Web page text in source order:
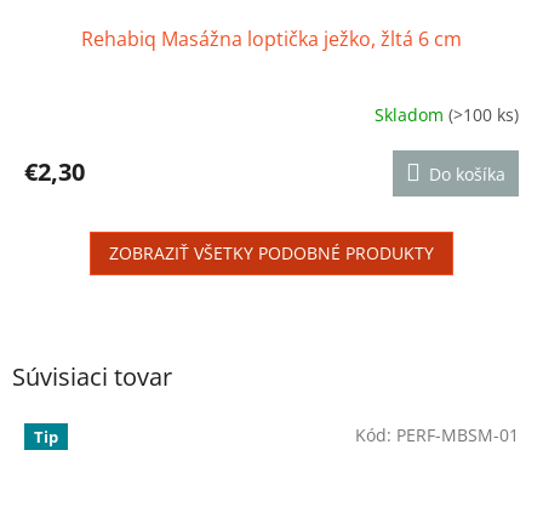
Súvisiaci tovar
Tip Kód: PERF-MBSM-01
Rehabiq Masážna loptička ježko, žltá 6 cm
produktu
je
hviezdičiek.
Skladom(>100 ks)
€2,30 Do košíka
ZOBRAZIŤ VŠETKY PODOBNÉ PRODUKTY